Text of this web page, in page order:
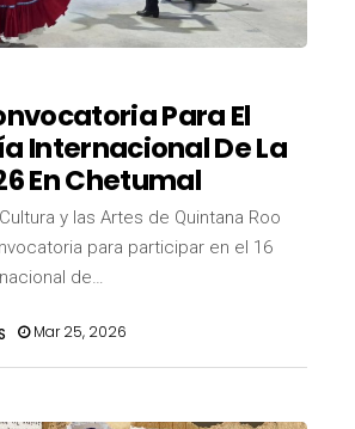
Para El
Internacional De La
En Chetumal
y las Artes de Quintana Roo
para participar en el 16
de…
Mar 25, 2026